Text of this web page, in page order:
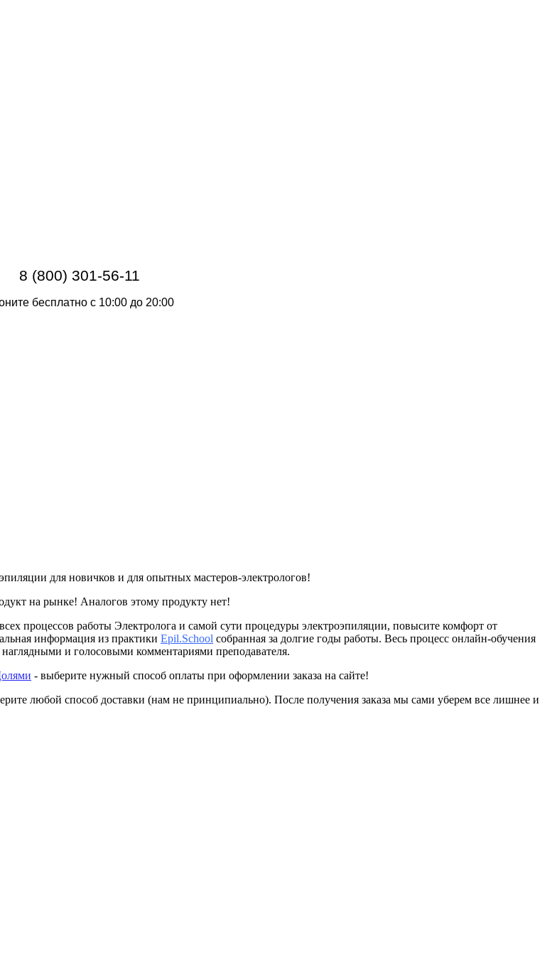
8 (800) 301-56-11
бесплатно с 10:00 до 20:00
для новичков и для опытных мастеров-электрологов!
на рынке! Аналогов этому продукту нет!
процессов работы Электролога и самой сути процедуры электроэпиляции, повысите комфорт от
информация из практики Epil.School собранная за долгие годы работы. Весь процесс онлайн-обучения
и голосовыми комментариями преподавателя.
- выберите нужный способ оплаты при оформлении заказа на сайте!
любой способ доставки (нам не принципиально). После получения заказа мы сами уберем все лишнее и